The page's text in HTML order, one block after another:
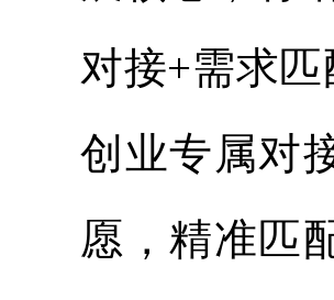
对接+需求
创业专属对
愿，精准匹